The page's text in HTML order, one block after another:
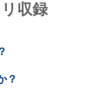
収録
？